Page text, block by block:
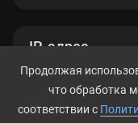
IP-адрес
Продолжая
что обработка
соответствии с